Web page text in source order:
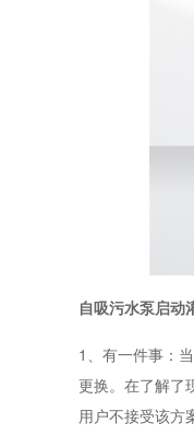
自吸污水泵启动
1、有一件事：
更换。在了解了
用户不接受该方